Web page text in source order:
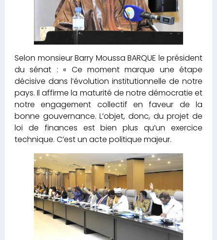
Selon monsieur Barry Moussa BARQUE le président
du sénat : « Ce moment marque une étape
décisive dans l’évolution institutionnelle de notre
pays. Il affirme la maturité de notre démocratie et
notre engagement collectif en faveur de la
bonne gouvernance. L’objet, donc, du projet de
loi de finances est bien plus qu’un exercice
technique. C’est un acte politique majeur.